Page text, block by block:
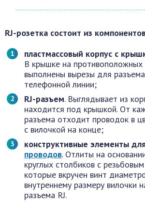
RJ-розетка состоит из
пластмассовый корпус с
В крышке на противоположных
выполнены вырезы для
телефонной линии;
RJ-разъем. Выглядывает из
находится под крышкой. От
разъема отходит проводок в
с вилочкой на конце;
конструктивные элементы
проводов. Отлиты на
круглых столбиков с
которые вкручен винт
внутреннему размеру вилочки
разъема RJ.